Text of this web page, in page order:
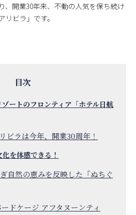
、開業30年来、不動の人気を保ち続け
ビラ」です。
ートのフロンティア「ホテル日航
ビラは今年、開業30周年！
を体感できる！
自然の恵みを反映した「ぬちぐ
ードケージ アフタヌーンティ